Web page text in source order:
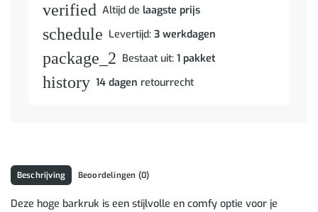
verified Altijd de laagste prijs
schedule Levertijd: 3 werkdagen
package_2 Bestaat uit: 1 pakket
history 14 dagen retourrecht
Beschrijving Beoordelingen (0)
Deze hoge barkruk is een stijlvolle en comfy optie voor je